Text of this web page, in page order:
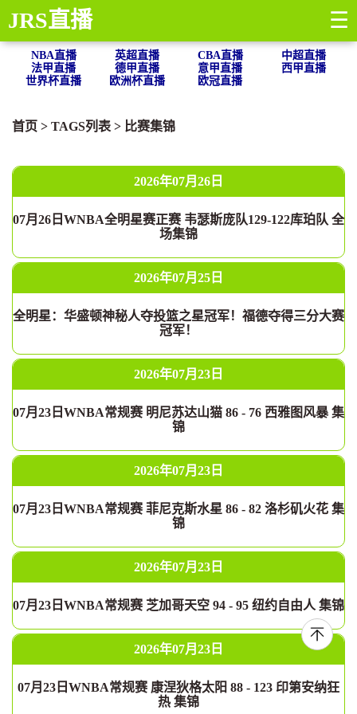
JRS直播 ☰
NBA直播 英超直播 CBA直播
中超直播
法甲直播
德甲直播 意甲直播
西甲直播
世界杯直播
欧洲杯直播 欧冠直播
首页 > TAGS列表 > 比赛集锦
2026年07月26日
07月26日WNBA全明星赛正赛 韦瑟斯庞队129-122库珀队 全
场集锦
2026年07月25日
全明星：华盛顿神秘人夺投篮之星冠军！福德夺得三分大赛
冠军！
2026年07月23日
07月23日WNBA常规赛 明尼苏达山猫 86 - 76 西雅图风暴 集
锦
2026年07月23日
07月23日WNBA常规赛 菲尼克斯水星 86 - 82 洛杉矶火花 集
锦
2026年07月23日
07月23日WNBA常规赛 芝加哥天空 94 - 95 纽约自由人 集锦
2026年07月23日
07月23日WNBA常规赛 康涅狄格太阳 88 - 123 印第安纳狂
热 集锦